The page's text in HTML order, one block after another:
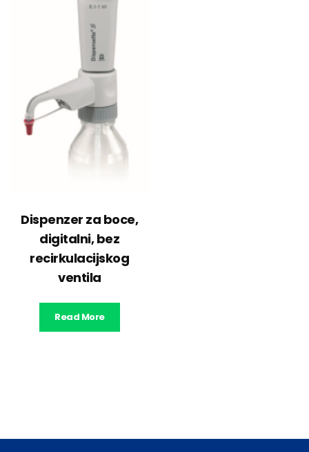
Dispenzer za boce,
digitalni, bez
recirkulacijskog
ventila
Read More